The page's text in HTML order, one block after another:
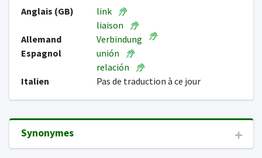
Anglais (GB)
link
liaison
Allemand
Verbindung
Espagnol
unión
relación
Italien
Pas de traduction à ce jour
Synonymes